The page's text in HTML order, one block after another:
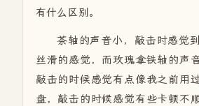
有什么区别。
茶轴的声音小，敲击时感觉
丝滑的感觉，而玫瑰拿铁轴的声
敲击的时候感觉有点像我之前用
盘，敲击的时候感觉有些卡顿不